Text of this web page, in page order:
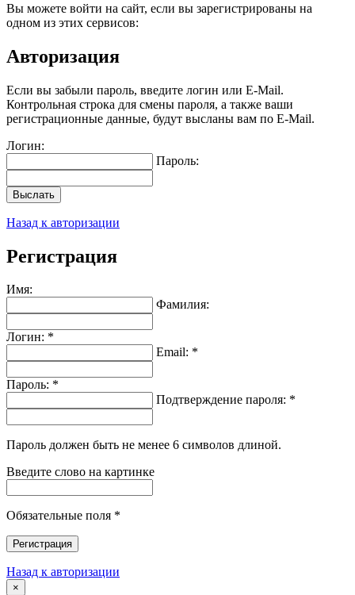
Вы можете войти на сайт, если вы зарегистрированы на
одном из этих сервисов:
Авторизация
Если вы забыли пароль, введите логин или E-Mail.
Контрольная строка для смены пароля, а также ваши
регистрационные данные, будут высланы вам по E-Mail.
Логин:
Пароль:
Выслать
Назад к авторизации
Регистрация
Имя:
Фамилия:
Логин: *
Email: *
Пароль: *
Подтверждение пароля: *
Пароль должен быть не менее 6 символов длиной.
Введите слово на картинке
Обязательные поля *
Регистрация
Назад к авторизации
×